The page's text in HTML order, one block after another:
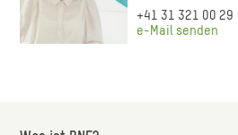
+41 31 321 00 29
e-Mail senden